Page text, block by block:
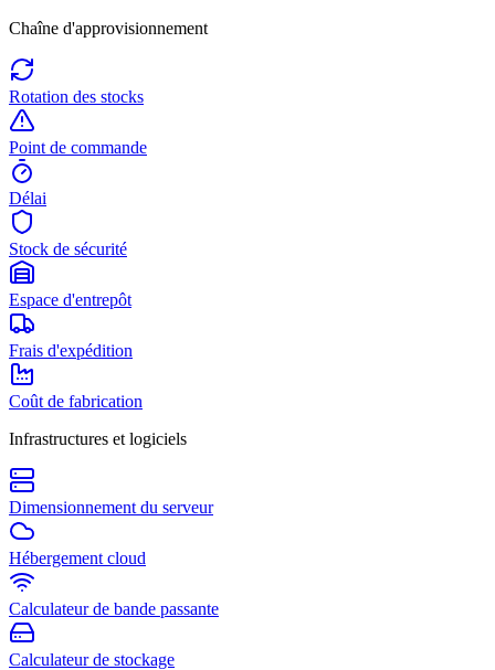
Chaîne d'approvisionnement
Rotation des stocks
Point de commande
Délai
Stock de sécurité
Espace d'entrepôt
Frais d'expédition
Coût de fabrication
Infrastructures et logiciels
Dimensionnement du serveur
Hébergement cloud
Calculateur de bande passante
Calculateur de stockage